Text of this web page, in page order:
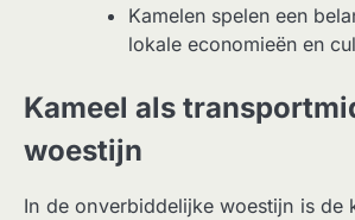
Kamelen spelen een
lokale economieën en
Kameel als
woestijn
In de onverbiddelijke woestijn is de